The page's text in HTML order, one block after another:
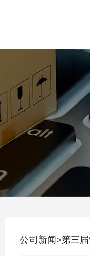
公司新闻>第三